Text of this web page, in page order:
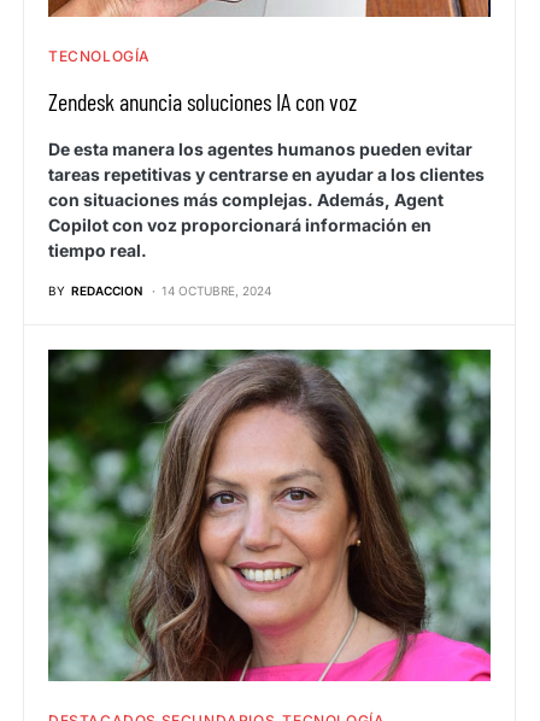
TECNOLOGÍA
Zendesk anuncia soluciones IA con voz
De esta manera los agentes humanos pueden evitar
tareas repetitivas y centrarse en ayudar a los clientes
con situaciones más complejas. Además, Agent
Copilot con voz proporcionará información en
tiempo real.
BY REDACCION 14 OCTUBRE, 2024